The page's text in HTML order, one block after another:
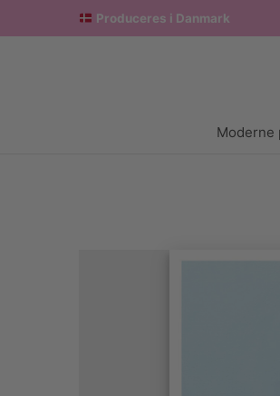
Produceres i Danmark
Moderne